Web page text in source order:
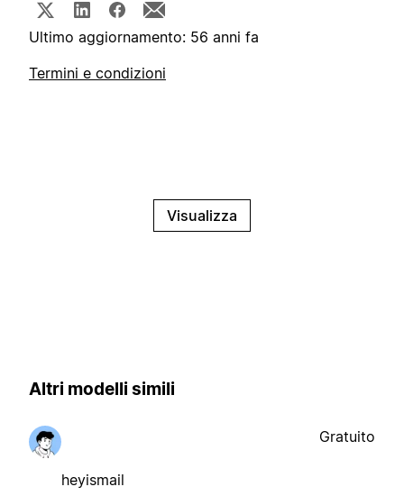
Ultimo aggiornamento: 56 anni fa
Termini e condizioni
Visualizza
Altri modelli simili
heyismail
Gratuito